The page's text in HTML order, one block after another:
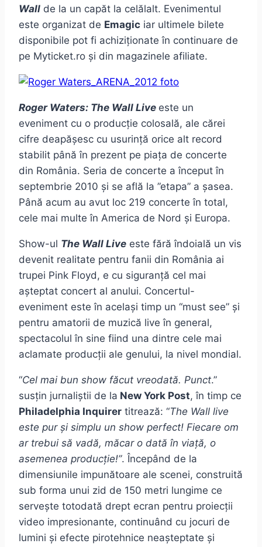
Wall de la un capăt la celălalt. Evenimentul
este organizat de Emagic iar ultimele bilete
disponibile pot fi achiziționate în continuare de
pe Myticket.ro și din magazinele afiliate.
Roger Waters: The Wall Live este un
eveniment cu o producție colosală, ale cărei
cifre deapășesc cu usurință orice alt record
stabilit până în prezent pe piața de concerte
din România. Seria de concerte a început în
septembrie 2010 și se află la ”etapa” a șasea.
Până acum au avut loc 219 concerte în total,
cele mai multe în America de Nord și Europa.
Show-ul The Wall Live este fără îndoială un vis
devenit realitate pentru fanii din România ai
trupei Pink Floyd, e cu siguranță cel mai
așteptat concert al anului. Concertul-
eveniment este în același timp un “must see” și
pentru amatorii de muzică live în general,
spectacolul în sine fiind una dintre cele mai
aclamate producții ale genului, la nivel mondial.
“Cel mai bun show făcut vreodată. Punct.”
susțin jurnaliștii de la New York Post, în timp ce
Philadelphia Inquirer titrează: “The Wall live
este pur și simplu un show perfect! Fiecare om
ar trebui să vadă, măcar o dată în viață, o
asemenea producție!”. Începând de la
dimensiunile impunătoare ale scenei, construită
sub forma unui zid de 150 metri lungime ce
servește totodată drept ecran pentru proiecții
video impresionante, continuând cu jocuri de
lumini și efecte pirotehnice neașteptate și